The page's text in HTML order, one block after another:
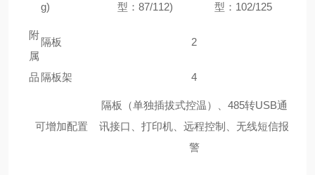
g)
型：87/112)
型：102/125
附
属
品
隔板 2
隔板架 4
可增加配置
隔板（单独插拔式控温）、485转USB通
讯接口、打印机、远程控制、无线短信报
警